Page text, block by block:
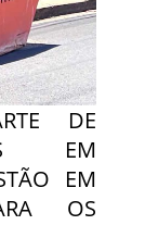
DE
EM
EM
OS